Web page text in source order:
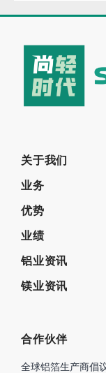
关于我们
业务
优势
业绩
铝业资讯
镁业资讯
合作伙伴
全球铝箔生产商倡